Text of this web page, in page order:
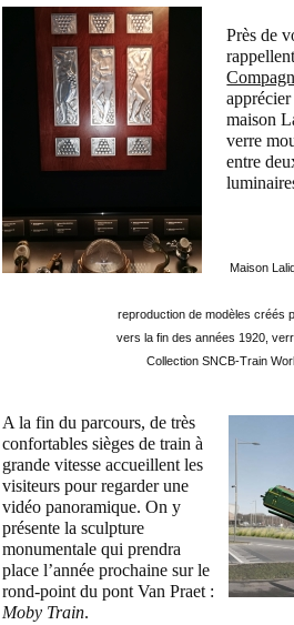
Près de
apprécier
maison
verre
entre
Maison
reproduction de modèles créés
vers la fin des années 1920,
Collection SNCB-Train
A la fin du parcours, de très
confortables sièges de train à
grande vitesse accueillent les
visiteurs pour regarder une
vidéo panoramique. On y
présente la sculpture
monumentale qui prendra
place l’année prochaine sur le
rond-point du pont Van Praet :
Moby Train.